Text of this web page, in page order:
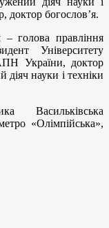
доктор богослов’я.
– голова правління
Університету
України, доктор
науки і техніки
«Олімпійська»,